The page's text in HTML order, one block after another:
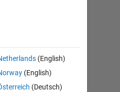
(English)
(English)
(Deutsch)